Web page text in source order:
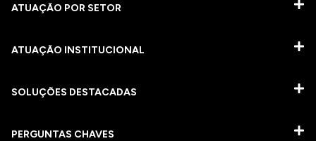
ATUAÇÃO POR SETOR
ATUAÇÃO INSTITUCIONAL
SOLUÇÕES DESTACADAS
PERGUNTAS CHAVES​